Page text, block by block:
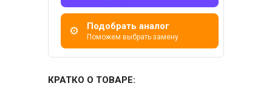
⚙ Подобрать аналог
Поможем выбрать замену
КРАТКО О ТОВАРЕ: